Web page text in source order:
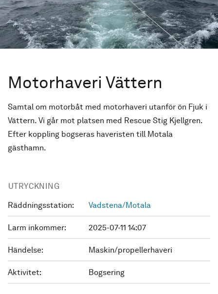
Motorhaveri Vättern
Samtal om motorbåt med motorhaveri utanför ön Fjuk i
Vättern. Vi går mot platsen med Rescue Stig Kjellgren.
Efter koppling bogseras haveristen till Motala
gästhamn.
UTRYCKNING
Räddningsstation: Vadstena/Motala
Larm inkommer: 2025-07-11 14:07
Händelse: Maskin/propellerhaveri
Aktivitet: Bogsering